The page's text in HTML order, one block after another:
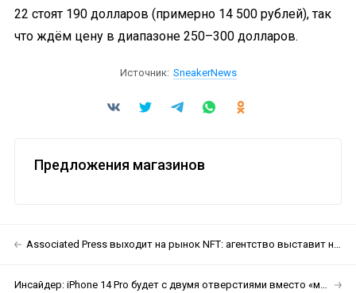
22 стоят 190 долларов (примерно 14 500 рублей), так
что ждём цену в диапазоне 250–300 долларов.
Источник: SneakerNews
Предложения магазинов
Associated Press выходит на рынок NFT: агентство выставит на продажу свои лучшие фотографии
Инсайдер: iPhone 14 Pro будет с двумя отверстиями вместо «моноброви»